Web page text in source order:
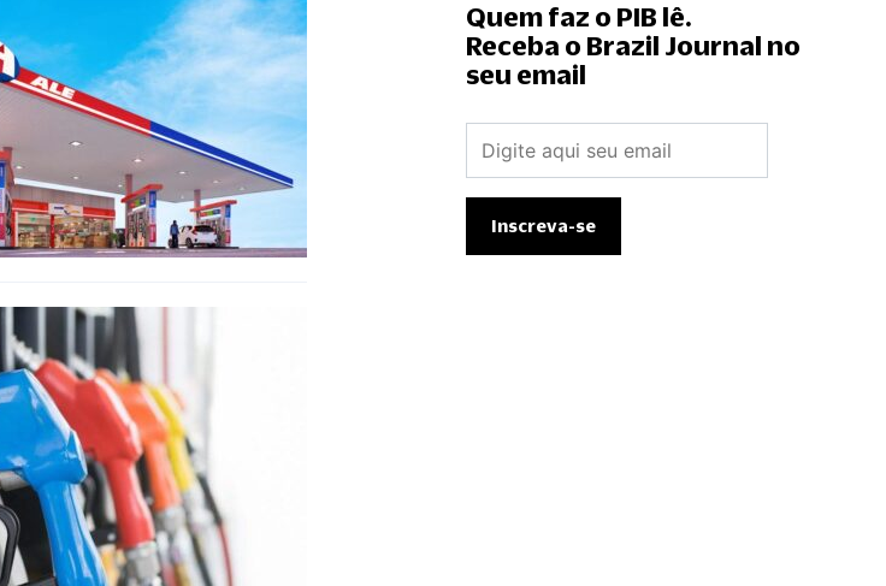
Quem faz o PIB lê.
Receba o Brazil Journal no
seu email